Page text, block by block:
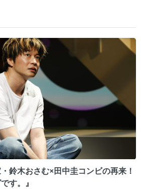
鈴木おさむ×田中圭コンビの再来！
す。』